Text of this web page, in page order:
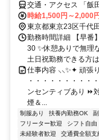
交通・アクセス 「飯
時給1,500円～2,000円
東京都東京23区千代
勤務時間詳細 【早番
30 ✨休憩ありで無理
土日祝勤務できる方
仕事内容 ⸜⸜✨✦ 頑張
・・・・・・・・・
ンセンティブあり ⏩
煙＆...
制服あり 扶養内勤務OK
フリーター歓迎
シフト自由
未経験者歓迎
交通費全額支